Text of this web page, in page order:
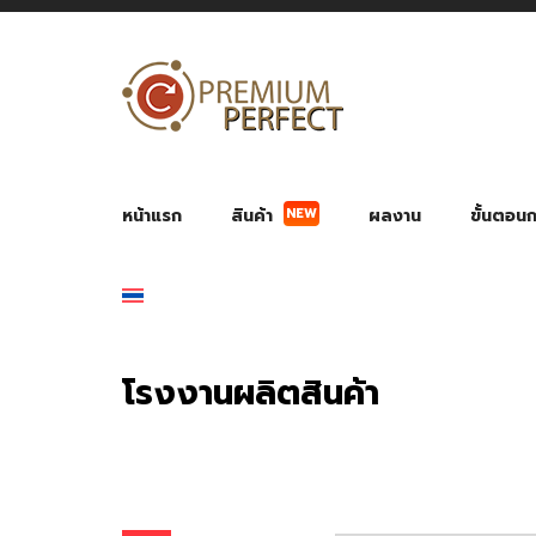
หน้าแรก สินค้า NEW ผลงาน ขั้นตอน
โรงงานผลิตสินค้า